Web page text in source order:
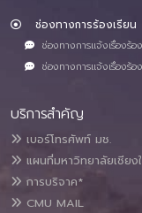
ช่องทางการร้องเรียน
ช่องทางการแจ้งเรื่องร้
ช่องทางการแจ้งเรื่องร้
บริการสำคัญ
เบอร์โทรศัพท์ มช.
แผนที่มหาวิทยาลัยเชียง
การบริจาค*
CMU MAIL